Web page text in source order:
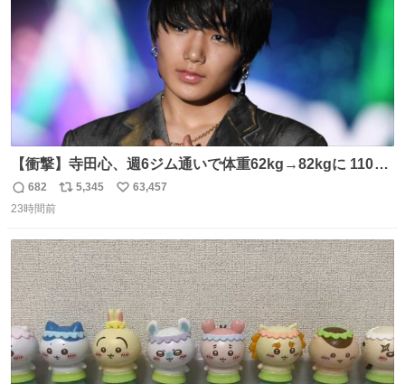
【衝撃】寺田心、週6ジム通いで体重62kg→82kgに 110kg
のベンチプレス持ち上げる姿披露
news.livedoor.com/article/detail… 元々自重のみだった
のためおにぎり10個、ゼリー飲料3～4本、パスタと毎日4
千kcalオーバーの食事を摂取し、増量したという。
返
信
682
リ
ト
数
5,345
い
数
63,457
23時間前